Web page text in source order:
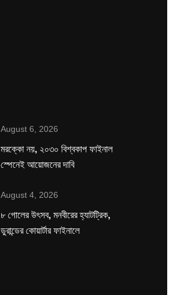
August 6, 2026
মরক্কো নয়, ২০৩০ বিশ্বকাপ ফাইনাল
স্পেনেই আয়োজনের দাবি
August 4, 2026
৮ গোলের উৎসব, মনবীরের হ্যাটট্রিক,
ডুরান্ডের কোয়ার্টার ফাইনালে